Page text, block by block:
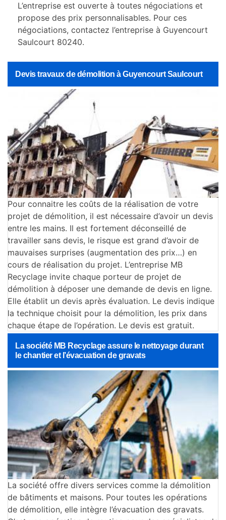
Devis travaux de démolition à Guyencourt Saulcourt
Pour connaitre les coûts de la réalisation de votre
projet de démolition, il est nécessaire d’avoir un devis
entre les mains. Il est fortement déconseillé de
travailler sans devis, le risque est grand d’avoir de
mauvaises surprises (augmentation des prix…) en
cours de réalisation du projet. L’entreprise MB
Recyclage invite chaque porteur de projet de
démolition à déposer une demande de devis en ligne.
Elle établit un devis après évaluation. Le devis indique
la technique choisit pour la démolition, les prix dans
chaque étape de l’opération. Le devis est gratuit.
La société MB Recyclage assure le nettoyage durant
le chantier et l’évacuation de gravats
La société offre divers services comme la démolition
de bâtiments et maisons. Pour toutes les opérations
de démolition, elle intègre l’évacuation des gravats.
L’entreprise est ouverte à toutes négociations et
propose des prix personnalisables. Pour ces
négociations, contactez l’entreprise à Guyencourt
Saulcourt 80240.